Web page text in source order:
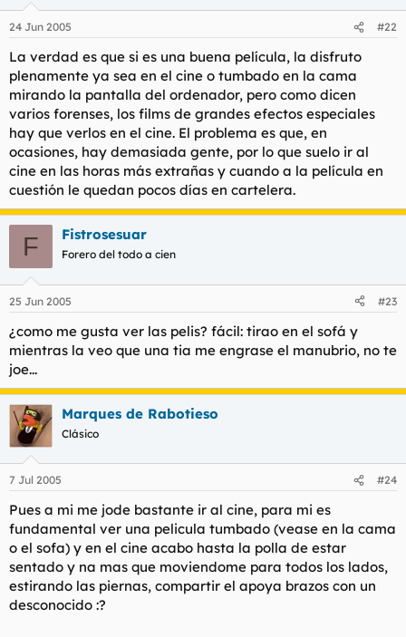
24 Jun 2005 #22
La verdad es que si es una buena película, la disfruto
plenamente ya sea en el cine o tumbado en la cama
mirando la pantalla del ordenador, pero como dicen
varios forenses, los films de grandes efectos especiales
hay que verlos en el cine. El problema es que, en
ocasiones, hay demasiada gente, por lo que suelo ir al
cine en las horas más extrañas y cuando a la película en
cuestión le quedan pocos días en cartelera.
F Fistrosesuar
Forero del todo a cien
25 Jun 2005 #23
¿como me gusta ver las pelis? fácil: tirao en el sofá y
mientras la veo que una tia me engrase el manubrio, no te
joe...
Marques de Rabotieso
Clásico
7 Jul 2005 #24
Pues a mi me jode bastante ir al cine, para mi es
fundamental ver una pelicula tumbado (vease en la cama
o el sofa) y en el cine acabo hasta la polla de estar
sentado y na mas que moviendome para todos los lados,
estirando las piernas, compartir el apoya brazos con un
desconocido :?